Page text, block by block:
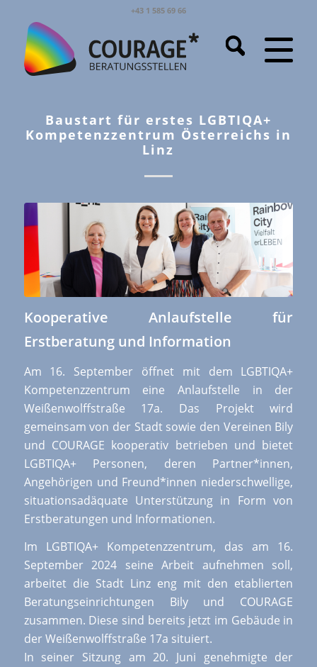
+43 1 585 69 66
Baustart für erstes LGBTIQA+
Kompetenzzentrum Österreichs in
Linz
Kooperative Anlaufstelle für
Erstberatung und Information
Am 16. September öffnet mit dem LGBTIQA+
Kompetenzzentrum eine Anlaufstelle in der
Weißenwolffstraße 17a. Das Projekt wird
gemeinsam von der Stadt sowie den Vereinen Bily
und COURAGE kooperativ betrieben und bietet
LGBTIQA+ Personen, deren Partner*innen,
Angehörigen und Freund*innen niederschwellige,
situationsadäquate Unterstützung in Form von
Erstberatungen und Informationen.
Im LGBTIQA+ Kompetenzzentrum, das am 16.
September 2024 seine Arbeit aufnehmen soll,
arbeitet die Stadt Linz eng mit den etablierten
Beratungseinrichtungen Bily und COURAGE
zusammen. Diese sind bereits jetzt im Gebäude in
der Weißenwolffstraße 17a situiert.
In seiner Sitzung am 20. Juni genehmigte der